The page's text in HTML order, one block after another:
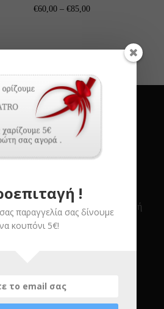
€60,00 – €85,00
,
μας δείνει την δυνατότητα
υπηρεσίες στην καλύτερη τιμή
!
παραγγελία σας δίνουμε
κουπόνι 5€!